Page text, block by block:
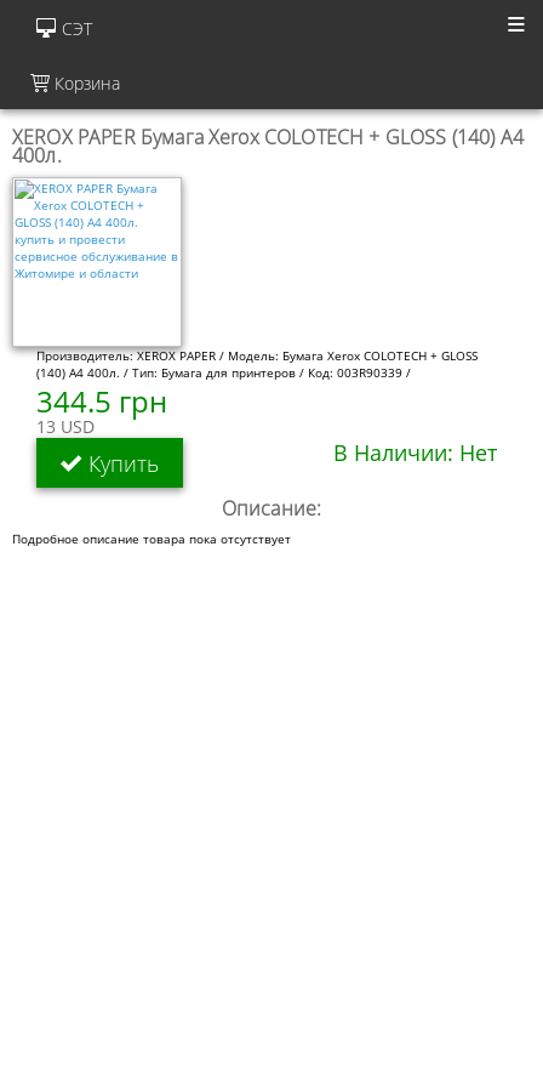
СЭТ
Корзина
XEROX PAPER Бумага Xerox COLOTECH + GLOSS (140) A4
400л.
Производитель: XEROX PAPER / Модель: Бумага Xerox COLOTECH + GLOSS
(140) A4 400л. / Тип: Бумага для принтеров / Код: 003R90339 /
344.5 грн
13 USD
Купить В Наличии: Нет
Описание:
Подробное описание товара пока отсутствует